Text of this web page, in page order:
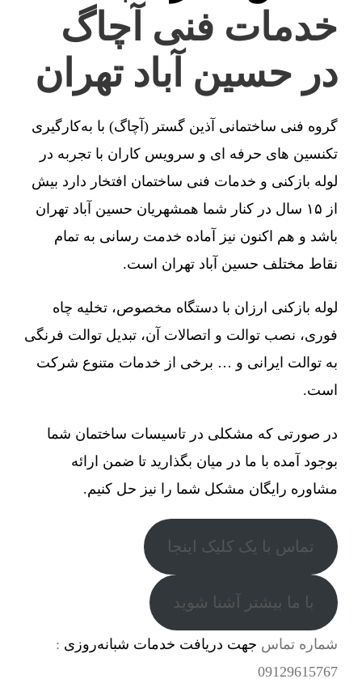
خدمات فنی آچاگ
در حسین آباد تهران
گروه فنی ساختمانی آذین گستر (آچاگ) با به‌کارگیری
تکنسین های حرفه ای و سرویس کاران با تجربه در
لوله بازکنی و خدمات فنی ساختمان افتخار دارد بیش
از ۱۵ سال در کنار شما همشهریان حسین آباد تهران
باشد و هم اکنون نیز آماده خدمت رسانی به تمام
نقاط مختلف حسین آباد تهران است.
لوله بازکنی ارزان با دستگاه مخصوص، تخلیه چاه
فوری، نصب توالت و اتصالات آن، تبدیل توالت فرنگی
به توالت ایرانی و … برخی از خدمات متنوع شرکت
است.
در صورتی که مشکلی در تاسیسات ساختمان شما
بوجود آمده با ما در میان بگذارید تا ضمن ارائه
مشاوره رایگان مشکل شما را نیز حل کنیم.
تماس با یک کلیک اینجا
با ما بیشتر آشنا شوید
شماره تماس جهت دریافت خدمات شبانه‌روزی :
09129615767